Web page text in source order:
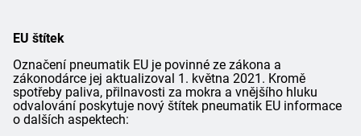
EU štítek
Označení pneumatik EU je povinné ze zákona a
zákonodárce jej aktualizoval 1. května 2021. Kromě
spotřeby paliva, přilnavosti za mokra a vnějšího hluku
odvalování poskytuje nový štítek pneumatik EU informace
o dalších aspektech: